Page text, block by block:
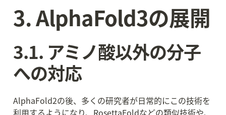
3. AlphaFold3の展開
3.1. アミノ酸以外の分子
への対応
AlphaFold2の後、多くの研究者が日常的にこの技術を
利用するようになり、RosettaFoldなどの類似技術や、